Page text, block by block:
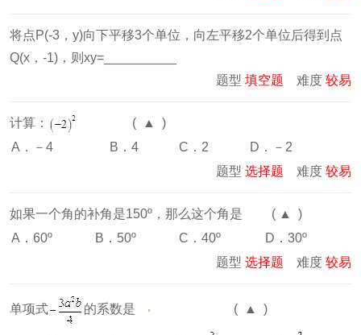
将点P(-3，y)向下平移3个单位，向左平移2个单位后得到点
Q(x，-1)，则xy=__________
题型 填空题 难度 较易
计算：
( ▲ )
A．－4
B．4 C．2
D．－2
题型 选择题 难度 较易
如果一个角的补角是150º，那么这个角是 ( ▲ )
A．60º
B．50º C．40º
D．30º
题型 选择题 难度 较易
单项式 的系数是 ( ▲ )